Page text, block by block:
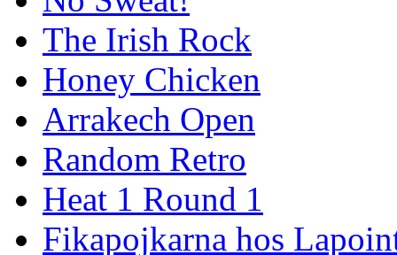
The Irish Rock
Honey Chicken
Arrakech Open
Random Retro
Heat 1 Round 1
Fikapojkarna hos